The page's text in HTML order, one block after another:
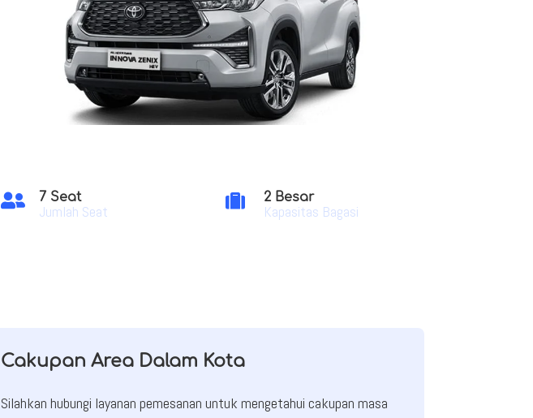
 7 Seat
Jumlah Seat
 2 Besar
Kapasitas Bagasi
Cakupan Area Dalam Kota
Silahkan hubungi layanan pemesanan untuk mengetahui cakupan masa